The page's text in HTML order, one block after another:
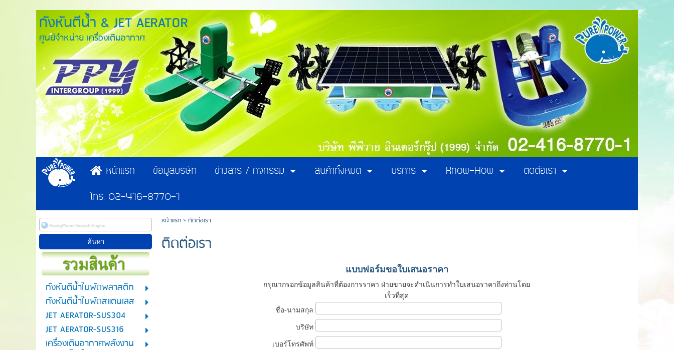
กังหันตีน้ำ & JET AERATOR
ศูนย์จำหน่าย เครื่องเติมอากาศ
หน้าแรก ข้อมูลบริษัท ข่าวสาร / กิจกรรม สินค้าทั้งหมด บริการ Know-How ติดต่อเรา
โทร. 02-416-8770-1
กังหันตีน้ำใบพัดพลาสติก
กังหันตีน้ำใบพัดสแตนเลส
JET AERATOR-SUS304
JET AERATOR-SUS316
เครื่องเติมอากาศพลังงาน
หน้าแรก> ติดต่อเรา
ติดต่อเรา
แบบฟอร์มขอใบเสนอราคา
กรุณากรอกข้อมูลสินค้าที่ต้องการราคา ฝ่ายขายจะดำเนินการทำใบเสนอราคาถึงท่านโดย
เร็วที่สุด
ชื่อ-นามสกุล
บริษัท
เบอร์โทรศัพท์